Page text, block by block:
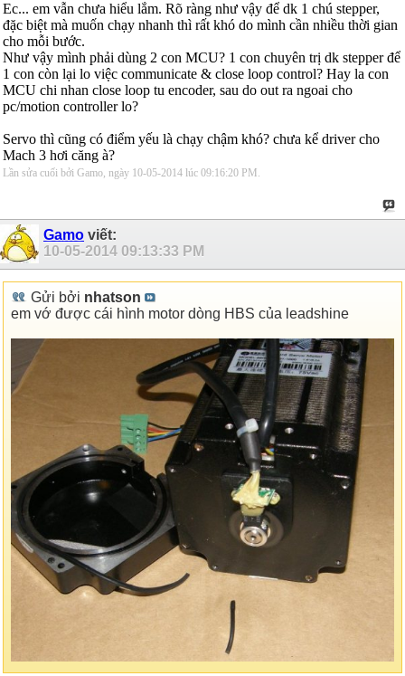
Ec... em vẫn chưa hiểu lắm. Rõ ràng như vậy để dk 1 chú stepper,
đặc biệt mà muốn chạy nhanh thì rất khó do mình cần nhiều thời gian
cho mỗi bước.
Như vậy mình phải dùng 2 con MCU? 1 con chuyên trị dk stepper để
1 con còn lại lo việc communicate & close loop control? Hay la con
MCU chi nhan close loop tu encoder, sau do out ra ngoai cho
pc/motion controller lo?
Servo thì cũng có điểm yếu là chạy chậm khó? chưa kể driver cho
Mach 3 hơi căng à?
Lần sửa cuối bởi Gamo, ngày 10-05-2014 lúc 09:16:20 PM .
Gamo viết:
10-05-2014 09:13:33 PM
Gửi bởi nhatson
em vớ được cái hình motor dòng HBS của leadshine